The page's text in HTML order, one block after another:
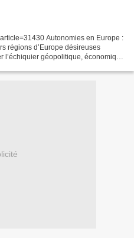
Autonomies en Europe :
régions d’Europe désireuses
géopolitique, économique